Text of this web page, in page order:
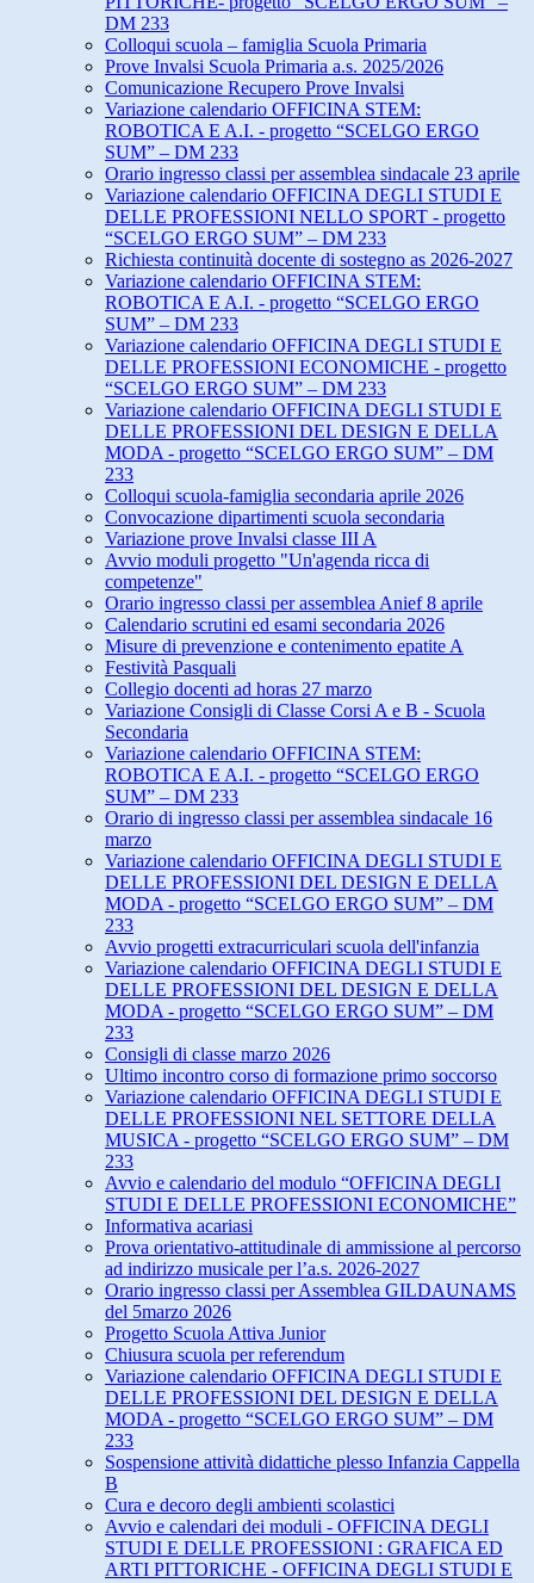
DM 233
Colloqui scuola – famiglia Scuola Primaria
Prove Invalsi Scuola Primaria a.s. 2025/2026
Comunicazione Recupero Prove Invalsi
Variazione calendario OFFICINA STEM:
ROBOTICA E A.I. - progetto “SCELGO ERGO
SUM” – DM 233
Orario ingresso classi per assemblea sindacale 23 aprile
Variazione calendario OFFICINA DEGLI STUDI E
DELLE PROFESSIONI NELLO SPORT - progetto
“SCELGO ERGO SUM” – DM 233
Richiesta continuità docente di sostegno as 2026-2027
Variazione calendario OFFICINA STEM:
ROBOTICA E A.I. - progetto “SCELGO ERGO
SUM” – DM 233
Variazione calendario OFFICINA DEGLI STUDI E
DELLE PROFESSIONI ECONOMICHE - progetto
“SCELGO ERGO SUM” – DM 233
Variazione calendario OFFICINA DEGLI STUDI E
DELLE PROFESSIONI DEL DESIGN E DELLA
MODA - progetto “SCELGO ERGO SUM” – DM
233
Colloqui scuola-famiglia secondaria aprile 2026
Convocazione dipartimenti scuola secondaria
Variazione prove Invalsi classe III A
Avvio moduli progetto "Un'agenda ricca di
competenze"
Orario ingresso classi per assemblea Anief 8 aprile
Calendario scrutini ed esami secondaria 2026
Misure di prevenzione e contenimento epatite A
Festività Pasquali
Collegio docenti ad horas 27 marzo
Variazione Consigli di Classe Corsi A e B - Scuola
Secondaria
Variazione calendario OFFICINA STEM:
ROBOTICA E A.I. - progetto “SCELGO ERGO
SUM” – DM 233
Orario di ingresso classi per assemblea sindacale 16
marzo
Variazione calendario OFFICINA DEGLI STUDI E
DELLE PROFESSIONI DEL DESIGN E DELLA
MODA - progetto “SCELGO ERGO SUM” – DM
233
Avvio progetti extracurriculari scuola dell'infanzia
Variazione calendario OFFICINA DEGLI STUDI E
DELLE PROFESSIONI DEL DESIGN E DELLA
MODA - progetto “SCELGO ERGO SUM” – DM
233
Consigli di classe marzo 2026
Ultimo incontro corso di formazione primo soccorso
Variazione calendario OFFICINA DEGLI STUDI E
DELLE PROFESSIONI NEL SETTORE DELLA
MUSICA - progetto “SCELGO ERGO SUM” – DM
233
Avvio e calendario del modulo “OFFICINA DEGLI
STUDI E DELLE PROFESSIONI ECONOMICHE”
Informativa acariasi
Prova orientativo-attitudinale di ammissione al percorso
ad indirizzo musicale per l’a.s. 2026-2027
Orario ingresso classi per Assemblea GILDAUNAMS
del 5marzo 2026
Progetto Scuola Attiva Junior
Chiusura scuola per referendum
Variazione calendario OFFICINA DEGLI STUDI E
DELLE PROFESSIONI DEL DESIGN E DELLA
MODA - progetto “SCELGO ERGO SUM” – DM
233
Sospensione attività didattiche plesso Infanzia Cappella
B
Cura e decoro degli ambienti scolastici
Avvio e calendari dei moduli - OFFICINA DEGLI
STUDI E DELLE PROFESSIONI : GRAFICA ED
ARTI PITTORICHE - OFFICINA DEGLI STUDI E